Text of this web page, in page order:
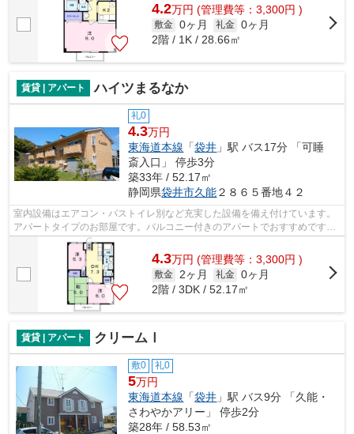
4.2万円 (管理費等：3,300円 )
敷金 0ヶ月 礼金 0ヶ月
2階 / 1K / 28.66㎡
賃貸 | アパート ハイツまるなか
礼0
4.3万円
東海道本線 「袋井 」駅 バス17分 「可睡
斎入口」 停歩3分
築33年 / 52.17㎡
静岡県袋井市久能２８６５番地４２
室内設備はエアコン・バストイレ別など充実した設備を備え付けています。
アパートタイプのお部屋です。バルコニー付きのアパートでおすすめです。
駐車場がご利用いただけるアパートで...
4.3万円 (管理費等：3,300円 )
敷金 2ヶ月 礼金 0ヶ月
2階 / 3DK / 52.17㎡
賃貸 | アパート クリームⅠ
敷0 礼0
5万円
東海道本線 「袋井 」駅 バス9分 「久能・
さわやかアリー」 停歩2分
築28年 / 58.53㎡